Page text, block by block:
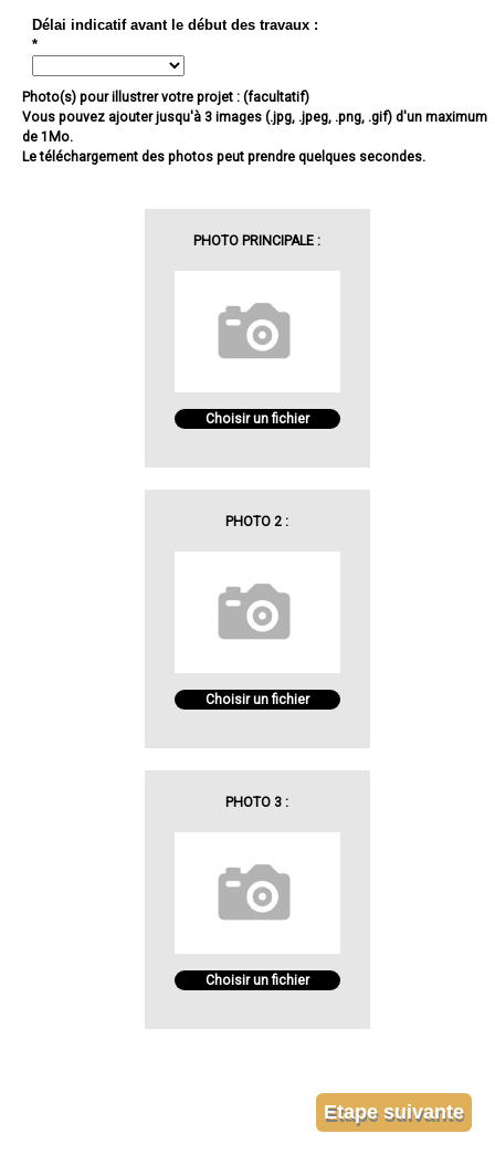
Délai indicatif avant le début des travaux :
*
Photo(s) pour illustrer votre projet : (facultatif)
Vous pouvez ajouter jusqu'à 3 images (.jpg, .jpeg, .png, .gif) d'un maximum
de 1Mo.
Le téléchargement des photos peut prendre quelques secondes.
PHOTO PRINCIPALE :
Choisir un fichier
PHOTO 2 :
Choisir un fichier
PHOTO 3 :
Choisir un fichier